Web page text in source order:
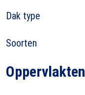
Dak type
Soorten
Oppervlakten